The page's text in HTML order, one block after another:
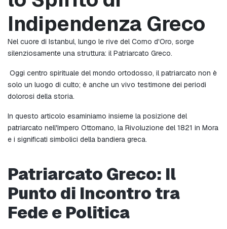
Indipendenza Greco
Nel cuore di Istanbul, lungo le rive del Corno d'Oro, sorge
silenziosamente una struttura: il Patriarcato Greco.
solo un luogo di culto; è anche un vivo testimone dei periodi
dolorosi della storia.
In questo articolo esaminiamo insieme la posizione del
patriarcato nell'Impero Ottomano, la Rivoluzione del 1821 in Mora
e i significati simbolici della bandiera greca.
Patriarcato Greco: Il
Punto di Incontro tra
Fede e Politica